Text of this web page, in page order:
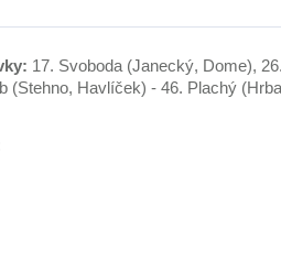
17. Svoboda (Janecký, Dome),
(Stehno, Havlíček) - 46. Plachý